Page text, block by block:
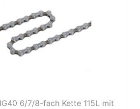
6/7/8-fach Kette 115L mit